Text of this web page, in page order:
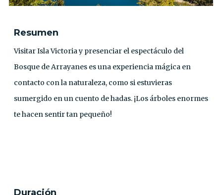
Resumen
Visitar Isla Victoria y presenciar el espectáculo del
Bosque de Arrayanes es una experiencia mágica en
contacto con la naturaleza, como si estuvieras
sumergido en un cuento de hadas. ¡Los árboles enormes
te hacen sentir tan pequeño!
Duración